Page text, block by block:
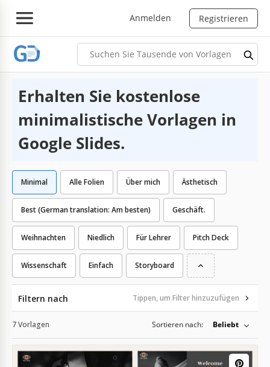
Anmelden Registrieren
Erhalten Sie kostenlose
minimalistische Vorlagen in
Google Slides.
Alle Folien Über mich Ästhetisch
Best (German translation: Am besten) Geschäft.
Weihnachten Niedlich Für Lehrer
Minimal
Pitch Deck
Wissenschaft Einfach Storyboard
Filtern nach Tippen, um Filter hinzuzufügen
7 Vorlagen Sortieren nach: Beliebt